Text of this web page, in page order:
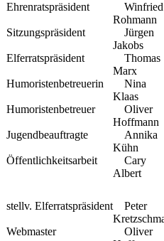
Ehrenratspräsident
Winfried
Rohmann
Sitzungspräsident
Jürgen
Jakobs
Elferratspräsident
Thomas
Marx
Humoristenbetreuerin
Nina
Klaas
Humoristenbetreuer
Oliver
Hoffmann
Jugendbeauftragte
Annika
Kühn
Öffentlichkeitsarbeit
Cary
Albert
stellv. Elferratspräsident Peter
Webmaster
Oliver